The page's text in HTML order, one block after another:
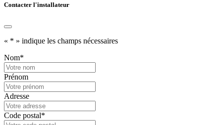
Contacter l'installateur
« * » indique les champs nécessaires
Nom*
Prénom
Adresse
Code postal*